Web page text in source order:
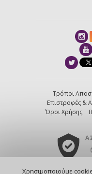
Χρησιμοποιούμε
Τρόποι
Επιστροφές &
Όροι Χρήσης